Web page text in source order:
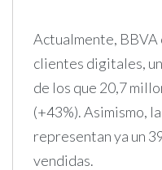
Actualmente, BBVA
clientes digitales, un
de los que 20,7
(+43%). Asimismo,
representan ya un
vendidas.